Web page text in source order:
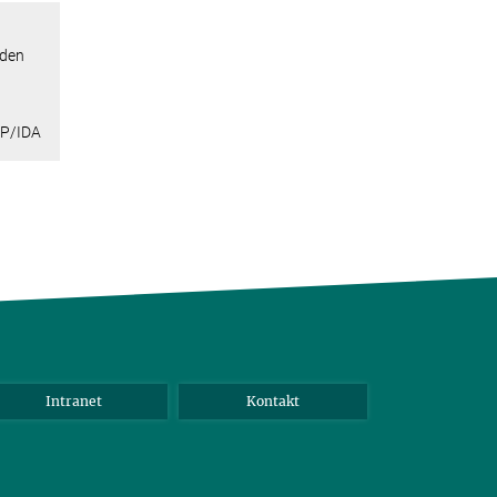
IDA
Intranet Kontakt